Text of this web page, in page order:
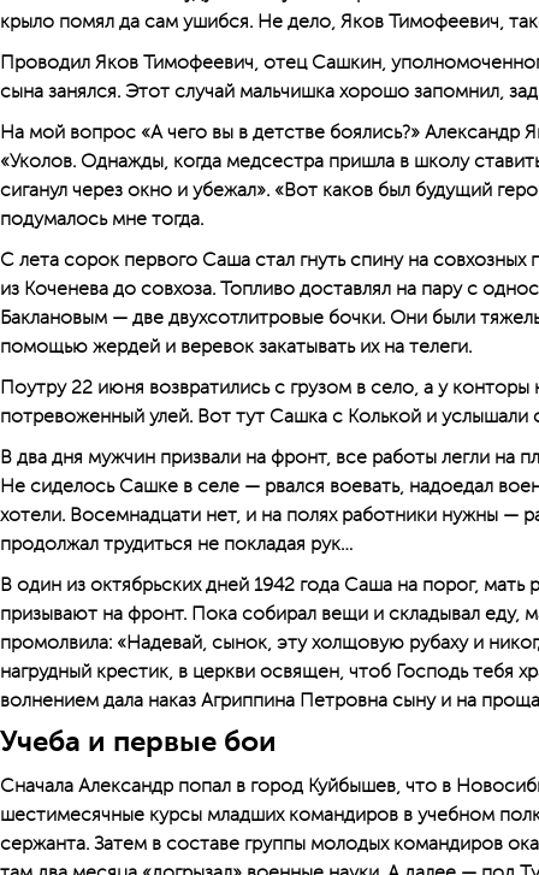
крыло помял да сам ушибся. Не дело, Яков Тимофеевич,
Проводил Яков Тимофеевич, отец Сашкин,
сына занялся. Этот случай мальчишка хорошо запомнил,
На мой вопрос «А чего вы в детстве боялись?» Александр
«Уколов. Однажды, когда медсестра пришла в школу
сиганул через окно и убежал». «Вот каков был будущий
подумалось мне тогда.
С лета сорок первого Саша стал гнуть спину на совхозных
из Коченева до совхоза. Топливо доставлял на пару с
Баклановым — две двухсотлитровые бочки. Они были
помощью жердей и веревок закатывать их на телеги.
Поутру 22 июня возвратились с грузом в село, а у конторы
потревоженный улей. Вот тут Сашка с Колькой и услышали
В два дня мужчин призвали на фронт, все работы легли на
Не сиделось Сашке в селе — рвался воевать, надоедал
хотели. Восемнадцати нет, и на полях работники нужны —
продолжал трудиться не покладая рук…
В один из октябрьских дней 1942 года Саша на порог, мать
призывают на фронт. Пока собирал вещи и складывал еду,
промолвила: «Надевай, сынок, эту холщовую рубаху и
нагрудный крестик, в церкви освящен, чтоб Господь тебя
волнением дала наказ Агриппина Петровна сыну и на
Учеба и первые бои
Сначала Александр попал в город Куйбышев, что в
шестимесячные курсы младших командиров в учебном
сержанта. Затем в составе группы молодых командиров